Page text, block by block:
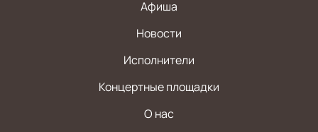
Афиша
Новости
Исполнители
Концертные площадки
О нас